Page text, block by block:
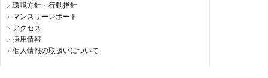
環境方針・行動指針
マンスリーレポート
アクセス
採用情報
個人情報の取扱いについて